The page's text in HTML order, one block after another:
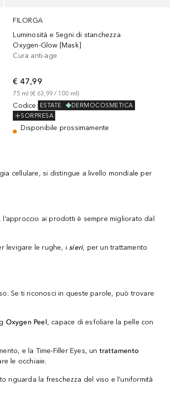
FILORGA
Luminosità e Segni di stanchezza
Oxygen-Glow [Mask]
Cura anti-age
€ 47,99
75 ml (€ 63,99 / 100 ml)
Codice: ESTATE
DERMOCOSMETICA
SORPRESA
Disponibile prossimamente
cellulare, si distingue a livello mondiale per
ai prodotti è sempre migliorato dal
levigare le rughe, i sieri, per un trattamento
Se ti riconosci in queste parole, può trovare
Oxygen Peel, capace di esfoliare la pelle con
e la Time-Filler Eyes, un trattamento
le occhiaie.
riguarda la freschezza del viso e l’uniformità